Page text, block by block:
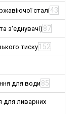
сталі43
з'єднувачі) 87
тиску 152
для води 85
для ливарних